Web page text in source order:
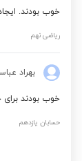
خوب بودند.
ریاضی نهم
بهراد
خوب بودند
حسابان یازدهم